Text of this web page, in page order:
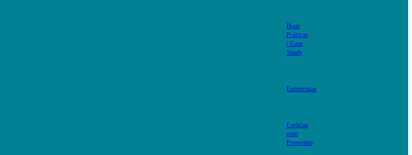
Boas
Práticas
/ Case
Study
Entrevistas
Estórias
com
Propósito